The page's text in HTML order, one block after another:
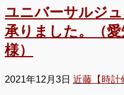
ユニバーサルジ
承りました。（
様）
2021年12月3日 近藤【時計